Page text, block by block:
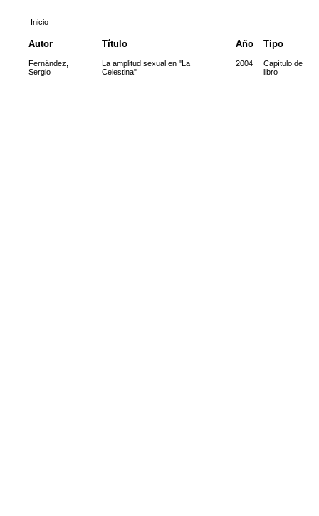
Inicio
Autor Título Año Tipo
Fernández,
Sergio
La amplitud sexual en "La
Celestina"
2004
Capítulo de
libro